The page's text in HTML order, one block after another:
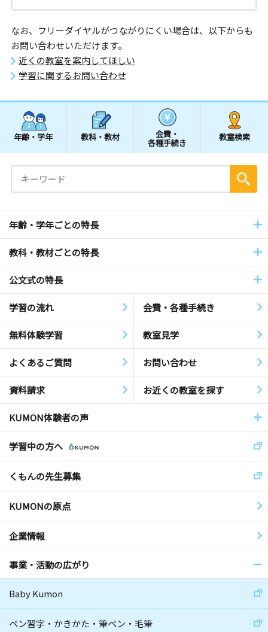
なお、フリーダイヤルがつながりにくい場合は、以下からも
お問い合わせいただけます。
近くの教室を案内してほしい
学習に関するお問い合わせ
年齢・学年 教科・教材 会費・
各種手続き
教室検索
年齢・学年ごとの特長
教科・教材ごとの特長
公文式の特長
学習の流れ 会費・各種手続き
無料体験学習 教室見学
よくあるご質問 お問い合わせ
資料請求 お近くの教室を探す
KUMON体験者の声
学習中の方へ
くもんの先生募集
KUMONの原点
企業情報
事業・活動の広がり
Baby Kumon
ペン習字・かきかた・筆ペン・毛筆